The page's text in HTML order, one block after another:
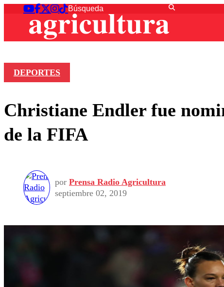
DEPORTES
Christiane Endler fue
de la FIFA
por Prensa Radio Agricultura
septiembre 02, 2019